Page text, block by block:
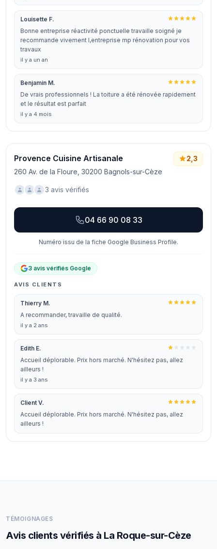
Louisette F.
Bonne entreprise réactivité ponctuelle travaille soigné je
recommande vivement l,entreprise mp rénovation pour vos
travaux
il y a un an
Benjamin M.
De vrais professionnels ! La toiture a été rénovée rapidement
et le résultat est parfait
il y a 4 mois
Provence Cuisine Artisanale
260 Av. de la Floure, 30200 Bagnols-sur-Cèze
2,3
3 avis vérifiés
04 66 90 08 33
Numéro issu de la fiche Google Business Profile.
3 avis vérifiés Google
AVIS CLIENTS
Thierry M.
A recommander, travaille de qualité.
il y a 2 ans
Edith E.
Accueil déplorable. Prix hors marché. N'hésitez pas, allez
ailleurs !
il y a 3 ans
Client V.
Accueil déplorable. Prix hors marché. N'hésitez pas, allez
ailleurs !
TÉMOIGNAGES
Avis clients vérifiés à La Roque-sur-Cèze